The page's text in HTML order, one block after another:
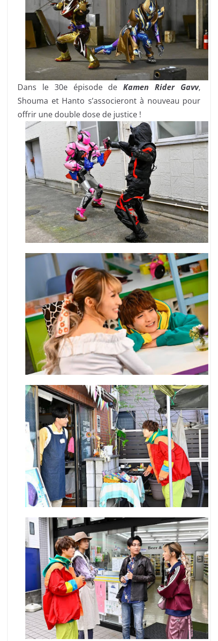
Dans le 30e épisode deKamen Rider Gavv,
Shouma et Hanto s’associeront à nouveau pour
offrir une double dose de justice !